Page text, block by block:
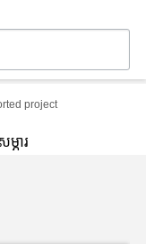
project
ភារ